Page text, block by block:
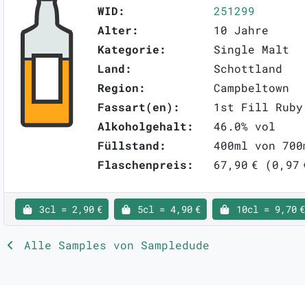
WID:
251299
Alter:
10 Jahre
Kategorie:
Single Malt
Land:
Schottland
Region:
Campbeltown
Fassart(en):
1st Fill Ruby
Alkoholgehalt:
46.0% vol
Füllstand:
400ml von
Flaschenpreis:
67,90 €
3cl = 2,90 € 5cl = 4,90 € 10cl = 9,70 €
Alle Samples von Sampledude